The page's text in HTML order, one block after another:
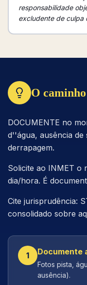
responsabilidade
excludente de culpa
O
DOCUMENTE no
d''água, ausência de
derrapagem.
Solicite ao INMET o
dia/hora. É
Cite jurisprudência:
consolidado sobre
1 Documente
Fotos pista,
ausência).